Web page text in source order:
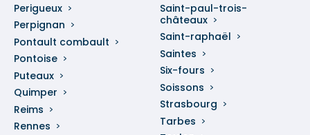
Perigueux
Perpignan
Pontault combault
Pontoise
Puteaux
Quimper
Reims
Rennes
Saint-paul-trois-
châteaux
Saint-raphaël
Saintes
Six-fours
Soissons
Strasbourg
Tarbes